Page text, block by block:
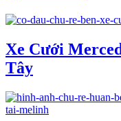
Xe Cưới
Tây